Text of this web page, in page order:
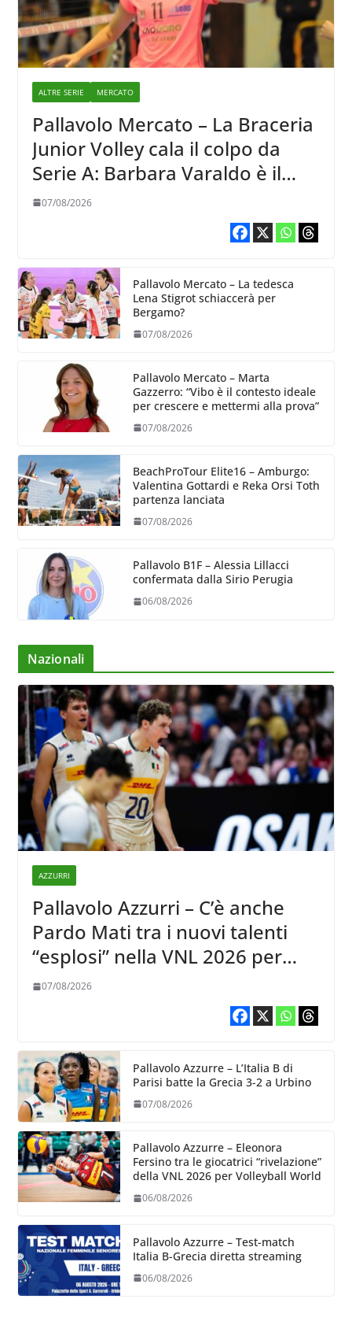
ALTRE SERIE MERCATO
Pallavolo Mercato – La Braceria
Junior Volley cala il colpo da
Serie A: Barbara Varaldo è il
nuovo riferimento dell’attacco
07/08/2026
Pallavolo Mercato – La tedesca
Lena Stigrot schiaccerà per
Bergamo?
07/08/2026
Pallavolo Mercato – Marta
Gazzerro: “Vibo è il contesto ideale
per crescere e mettermi alla prova”
07/08/2026
BeachProTour Elite16 – Amburgo:
Valentina Gottardi e Reka Orsi Toth
partenza lanciata
07/08/2026
Pallavolo B1F – Alessia Lillacci
confermata dalla Sirio Perugia
06/08/2026
Nazionali
AZZURRI
Pallavolo Azzurri – C’è anche
Pardo Mati tra i nuovi talenti
“esplosi” nella VNL 2026 per
Volleyball World
07/08/2026
Pallavolo Azzurre – L’Italia B di
Parisi batte la Grecia 3-2 a Urbino
07/08/2026
Pallavolo Azzurre – Eleonora
Fersino tra le giocatrici “rivelazione”
della VNL 2026 per Volleyball World
06/08/2026
Pallavolo Azzurre – Test-match
Italia B-Grecia diretta streaming
06/08/2026